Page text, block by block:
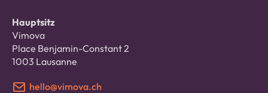
Hauptsitz
Vimova
Place Benjamin-Constant 2
1003 Lausanne
hello@vimova.ch